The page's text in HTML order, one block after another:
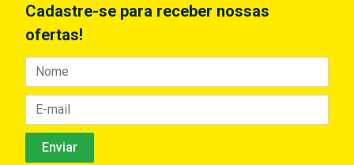
Cadastre-se para receber nossas
ofertas!